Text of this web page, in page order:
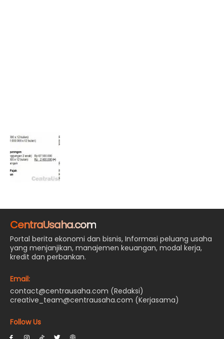
CentraUsaha.com
Portal berita ekonomi dan bisnis, Informasi peluang usaha
yang menjanjikan, manajemen keuangan, modal kerja,
kredit dan perbankan.
Email:
contact@centrausaha.com (Redaksi)
creative_team@centrausaha.com (Kerjasama)
Follow Us